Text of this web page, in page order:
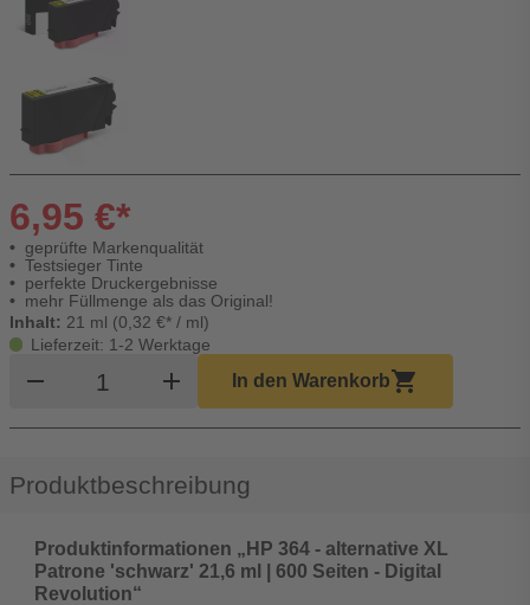
6,95 €*
geprüfte Markenqualität
Testsieger Tinte
perfekte Druckergebnisse
mehr Füllmenge als das Original!
Inhalt: 21 ml (0,32 €* / ml)
Lieferzeit: 1-2 Werktage
remove Produkt Warenkorb Menge
add In den Warenkorbshopping_cart
Produktbeschreibung
Produktinformationen „HP 364 - alternative XL
Patrone 'schwarz' 21,6 ml | 600 Seiten - Digital
Revolution“